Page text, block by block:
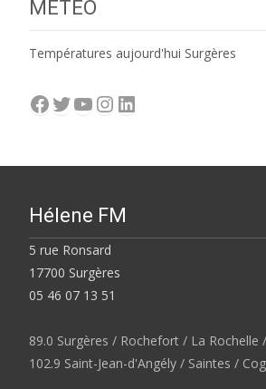
MÉTÉO
Températures aujourd'hui Surgères
Facebook
Twitter
YouTube
Instagram
LinkedIn
Hélene FM
5 rue Ronsard
17700 Surgères
05 46 07 13 51
89.0 Surgères / Rochefort / La Rochelle
102.9 Saint-Jean-d'Angély / Saintes /